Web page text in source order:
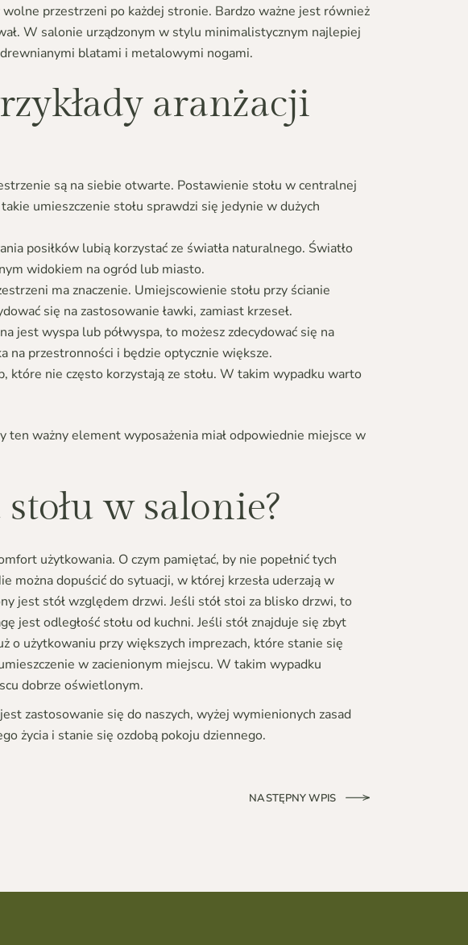
przestrzeni po każdej stronie. Bardzo ważne jest również
W salonie urządzonym w stylu minimalistycznym najlepiej
blatami i metalowymi nogami.
aranżacji
są na siebie otwarte. Postawienie stołu w centralnej
umieszczenie stołu sprawdzi się jedynie w dużych
posiłków lubią korzystać ze światła naturalnego. Światło
widokiem na ogród lub miasto.
ma znaczenie. Umiejscowienie stołu przy ścianie
się na zastosowanie ławki, zamiast krzeseł.
jest wyspa lub półwyspa, to możesz zdecydować się na
na przestronności i będzie optycznie większe.
które nie często korzystają ze stołu. W takim wypadku warto
ten ważny element wyposażenia miał odpowiednie miejsce w
w salonie?
użytkowania. O czym pamiętać, by nie popełnić tych
można dopuścić do sytuacji, w której krzesła uderzają w
jest stół względem drzwi. Jeśli stół stoi za blisko drzwi, to
jest odległość stołu od kuchni. Jeśli stół znajduje się zbyt
o użytkowaniu przy większych imprezach, które stanie się
w zacienionym miejscu. W takim wypadku
dobrze oświetlonym.
zastosowanie się do naszych, wyżej wymienionych zasad
życia i stanie się ozdobą pokoju dziennego.
NASTĘPNY WPIS